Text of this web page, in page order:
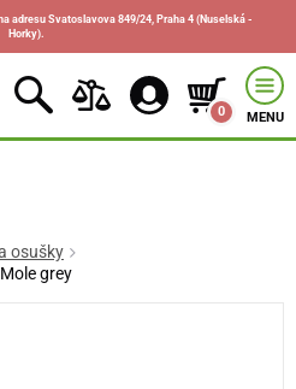
adresu Svatoslavova 849/24, Praha 4 (Nuselská -
Horky).
0 MENU
osušky
grey